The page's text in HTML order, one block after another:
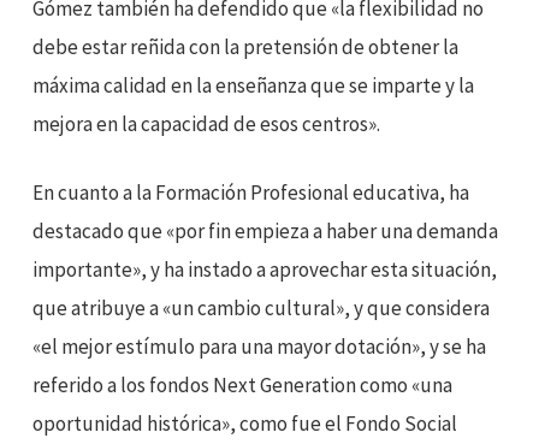
Gómez también ha defendido que «la flexibilidad no
debe estar reñida con la pretensión de obtener la
máxima calidad en la enseñanza que se imparte y la
mejora en la capacidad de esos centros».
En cuanto a la Formación Profesional educativa, ha
destacado que «por fin empieza a haber una demanda
importante», y ha instado a aprovechar esta situación,
que atribuye a «un cambio cultural», y que considera
«el mejor estímulo para una mayor dotación», y se ha
referido a los fondos Next Generation como «una
oportunidad histórica», como fue el Fondo Social